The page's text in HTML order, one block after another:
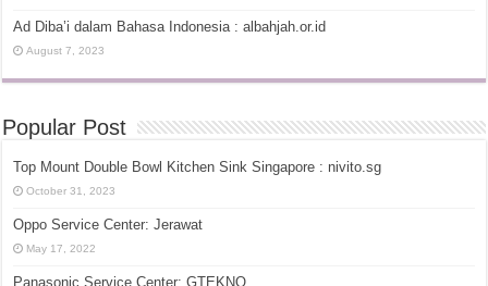
Ad Diba’i dalam Bahasa Indonesia : albahjah.or.id
August 7, 2023
Popular Post
Top Mount Double Bowl Kitchen Sink Singapore : nivito.sg
October 31, 2023
Oppo Service Center: Jerawat
May 17, 2022
Panasonic Service Center: GTEKNO